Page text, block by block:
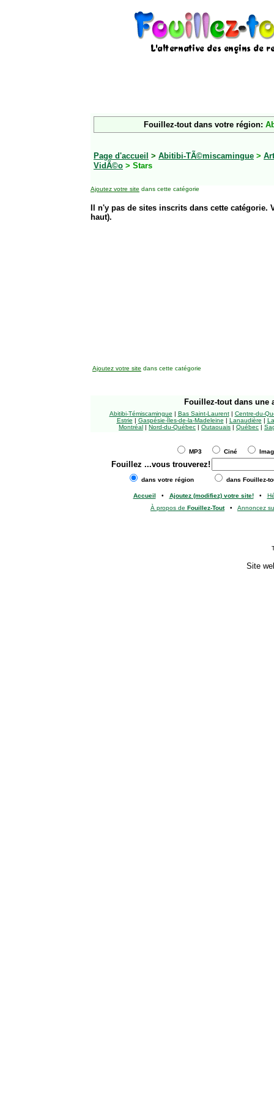
Fouillez-tout dans votre région:
Page d'accueil > Abitibi-TÃ©miscamingue >
VidÃ©o > Stars
Ajoutez votre site dans cette catégorie
Il n'y pas de sites inscrits dans cette
haut).
Ajoutez votre site dans cette catégorie
Fouillez-tout dans une
Abitibi-Témiscamingue | Bas Saint-Laurent| Centre-du-
Estrie | Gaspésie-Îles-de-la-Madeleine | Lanaudière |
Montréal | Nord-du-Québec | Outaouais | Québec |
MP3 Ciné
Fouillez ...vous trouverez!
dans votre région dans Fouillez-
Accueil • Ajoutez (modifiez) votre site!•
À propos de Fouillez-Tout• Annoncez
Site